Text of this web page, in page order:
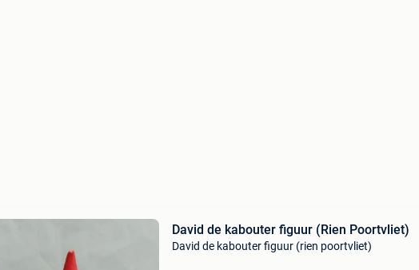
David de kabouter figuur (Rien Poortvliet)
David de kabouter figuur (rien poortvliet)